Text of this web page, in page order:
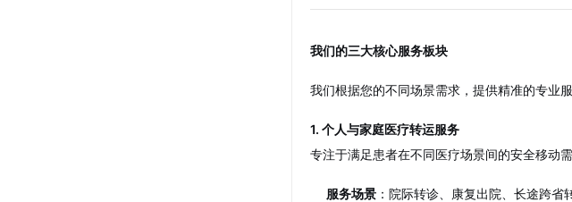
我们的三大核心服务板块
我们根据您的不同场景需求，提供精准的专业服
1. 个人与家庭医疗转运服务
专注于满足患者在不同医疗场景间的安全移动
服务场景 ：院际转诊、康复出院、长途跨